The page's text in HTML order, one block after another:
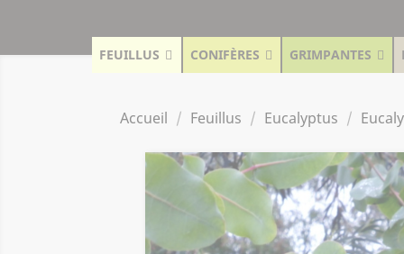
FEUILLUS CONIFÈRES GRIMPANTES
Accueil Feuillus Eucalyptus